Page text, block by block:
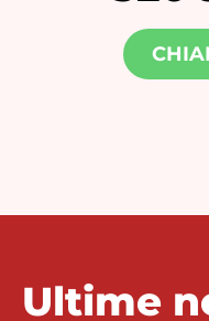
Ultime